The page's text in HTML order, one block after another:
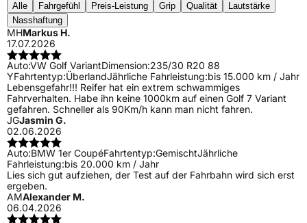
Alle Fahrgefühl Preis-Leistung Grip Qualität
Lautstärke
Nasshaftung
MHMarkus H.
17.07.2026
Auto:VW Golf VariantDimension:235/30 R20 88
YFahrtentyp:ÜberlandJährliche Fahrleistung:bis 15.000 km / Jahr
Lebensgefahr!!! Reifer hat ein extrem schwammiges
Fahrverhalten. Habe ihn keine 1000km auf einen Golf 7 Variant
gefahren. Schneller als 90Km/h kann man nicht fahren.
JGJasmin G.
02.06.2026
Auto:BMW 1er CoupéFahrtentyp:GemischtJährliche
Fahrleistung:bis 20.000 km / Jahr
Lies sich gut aufziehen, der Test auf der Fahrbahn wird sich erst
ergeben.
AMAlexander M.
06.04.2026